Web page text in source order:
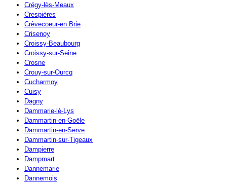
Crégy-lès-Meaux
Crespières
Crèvecoeur-en Brie
Crisenoy
Croissy-Beaubourg
Croissy-sur-Seine
Crosne
Crouy-sur-Ourcq
Cucharmoy
Cuisy
Dagny
Dammarie-lè-Lys
Dammartin-en-Goële
Dammartin-en-Serve
Dammartin-sur-Tigeaux
Dampierre
Dampmart
Dannemarie
Dannemois